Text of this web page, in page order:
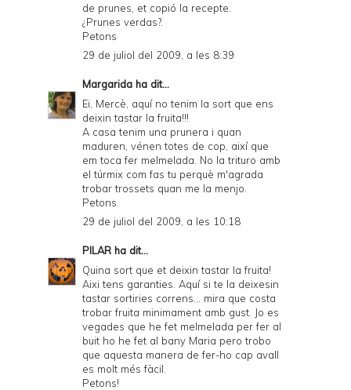
de prunes, et copió la recepte.
¿Prunes verdas?.
Petons
29 de juliol del 2009, a les 8:39
Margarida ha dit...
Ei, Mercè, aquí no tenim la sort que ens
deixin tastar la fruita!!!
A casa tenim una prunera i quan
maduren, vénen totes de cop, així que
em toca fer melmelada. No la trituro amb
el túrmix com fas tu perquè m'agrada
trobar trossets quan me la menjo.
Petons.
29 de juliol del 2009, a les 10:18
PILAR ha dit...
Quina sort que et deixin tastar la fruita!
Aixi tens garanties. Aquí si te la deixesin
tastar sortiries correns... mira que costa
trobar fruita minimament amb gust. Jo es
vegades que he fet melmelada per fer al
buit ho he fet al bany Maria pero trobo
que aquesta manera de fer-ho cap avall
es molt més fàcil.
Petons!